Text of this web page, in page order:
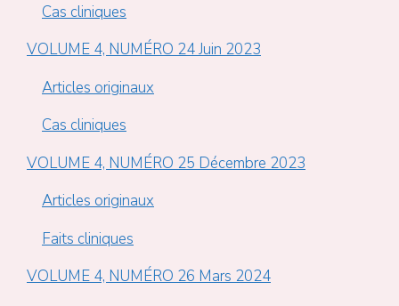
Cas cliniques
VOLUME 4, NUMÉRO 24 Juin 2023
Articles originaux
Cas cliniques
VOLUME 4, NUMÉRO 25 Décembre 2023
Articles originaux
Faits cliniques
VOLUME 4, NUMÉRO 26 Mars 2024